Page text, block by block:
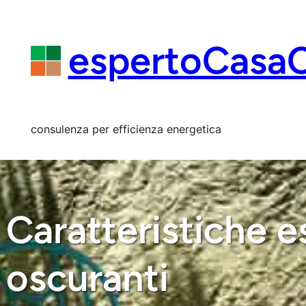
consulenza per efficienza energetica
Caratteristiche
oscuranti